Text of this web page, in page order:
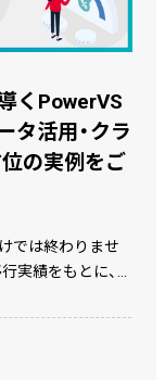
くPowerVS
タ活用・クラ
の実例をご
では終わりませ
いるかを具体的な